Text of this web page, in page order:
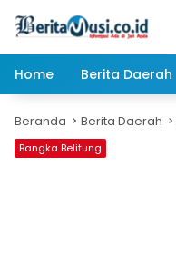
Home
Berita Daerah
Beranda Berita Daerah
Bangka Belitung